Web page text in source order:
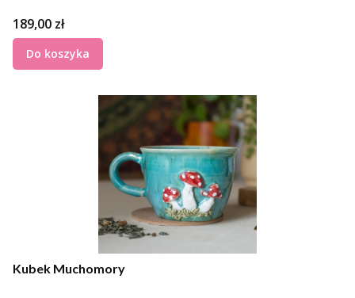
Cena
189,00 zł
Do koszyka
Kubek Muchomory